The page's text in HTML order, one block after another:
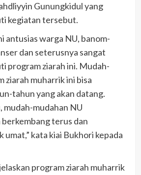
Gunungkidul yang
kegiatan tersebut.
antusias warga NU, banom-
dan seterusnya sangat
program ziarah ini. Mudah-
ziarah muharrik ini bisa
tahun yang akan datang.
mudah-mudahan NU
terus dan
kata kiai Bukhori kepada
program ziarah muharrik